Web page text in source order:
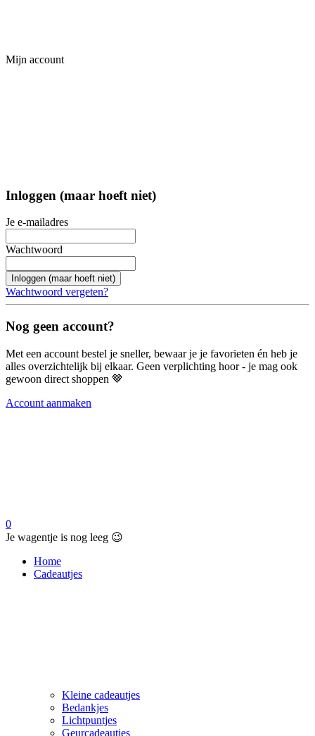
Mijn account
Inloggen (maar hoeft niet)
Je e-mailadres
Wachtwoord
Inloggen (maar hoeft niet)
Wachtwoord vergeten?
Nog geen account?
Met een account bestel je sneller, bewaar je je favorieten én heb je
alles overzichtelijk bij elkaar. Geen verplichting hoor - je mag ook
gewoon direct shoppen 🤎
Account aanmaken
0
Je wagentje is nog leeg 😉
Home
Cadeautjes
Kleine cadeautjes
Bedankjes
Lichtpuntjes
Geurcadeautjes